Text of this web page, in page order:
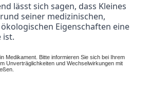
seiner medizinischen,
Eigenschaften eine
ist.
Medikament. Bitte informieren Sie sich bei Ihrem
Unverträglichkeiten und Wechselwirkungen mit